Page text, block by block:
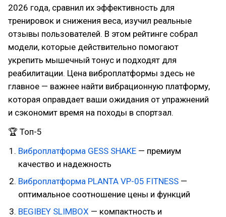
2026 года, сравнил их эффективность для
тренировок и снижения веса, изучил реальные
отзывы пользователей. В этом рейтинге собрал
модели, которые действительно помогают
укрепить мышечный тонус и подходят для
реабилитации. Цена виброплатформы здесь не
главное — важнее найти вибрационную платформу,
которая оправдает ваши ожидания от упражнений
и сэкономит время на походы в спортзал.
🏆 Топ-5
Виброплатформа GESS SHAKE — премиум
качество и надежность
Виброплатформа PLANTA VP-05 FITNESS —
оптимальное соотношение цены и функций
BEGIBEY SLIMBOX — компактность и